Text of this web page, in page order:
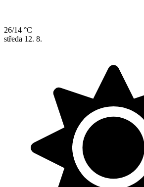
26/14 °C
středa 12. 8.